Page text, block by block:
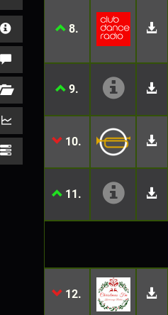
8.
9.
10.
11.
12.